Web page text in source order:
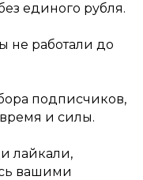
единого рубля.
не работали до
подписчиков,
и силы.
лайкали,
вашими